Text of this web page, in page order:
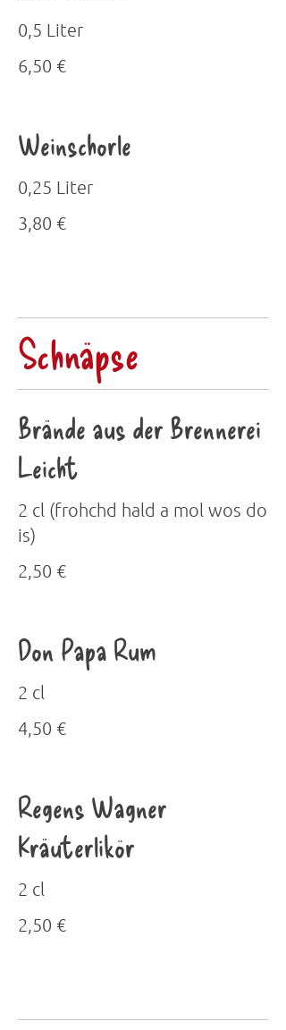
0,5 Liter
6,50 €
Weinschorle
0,25 Liter
3,80 €
Schnäpse
Brände aus der Brennerei
Leicht
2 cl (frohchd hald a mol wos do
is)
2,50 €
Don Papa Rum
2 cl
4,50 €
Regens Wagner
Kräuterlikör
2 cl
2,50 €